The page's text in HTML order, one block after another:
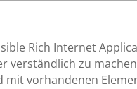
Rich Internet
verständlich zu
vorhandenen